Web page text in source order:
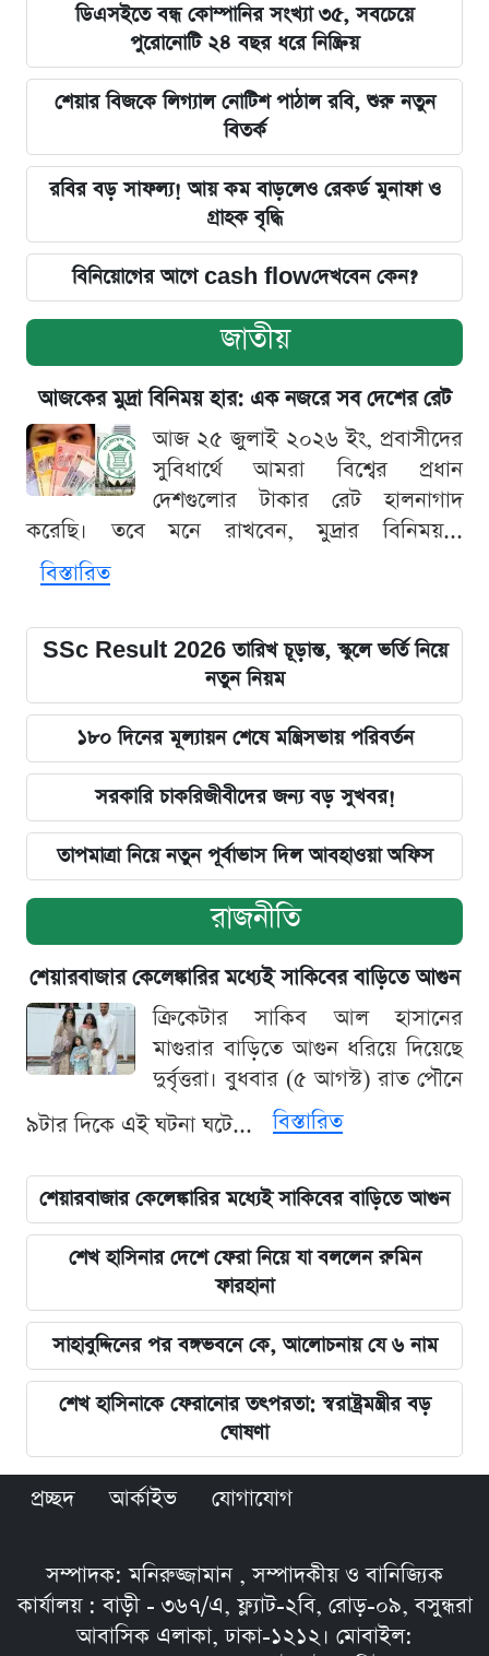
ডিএসইতে বন্ধ কোম্পানির সংখ্যা ৩৫, সবচেয়ে
পুরোনোটি ২৪ বছর ধরে নিষ্ক্রিয়
শেয়ার বিজকে লিগ্যাল নোটিশ পাঠাল রবি, শুরু নতুন
বিতর্ক
রবির বড় সাফল্য! আয় কম বাড়লেও রেকর্ড মুনাফা ও
গ্রাহক বৃদ্ধি
বিনিয়োগের আগে cash flowদেখবেন কেন?
জাতীয়
আজকের মুদ্রা বিনিময় হার: এক নজরে সব দেশের রেট
আজ ২৫ জুলাই ২০২৬ ইং, প্রবাসীদের
সুবিধার্থে আমরা বিশ্বের প্রধান
দেশগুলোর টাকার রেট হালনাগাদ
করেছি। তবে মনে রাখবেন, মুদ্রার বিনিময়...
বিস্তারিত
SSc Result 2026 তারিখ চূড়ান্ত, স্কুলে ভর্তি নিয়ে
নতুন নিয়ম
১৮০ দিনের মূল্যায়ন শেষে মন্ত্রিসভায় পরিবর্তন
সরকারি চাকরিজীবীদের জন্য বড় সুখবর!
তাপমাত্রা নিয়ে নতুন পূর্বাভাস দিল আবহাওয়া অফিস
রাজনীতি
শেয়ারবাজার কেলেঙ্কারির মধ্যেই সাকিবের বাড়িতে আগুন
ক্রিকেটার সাকিব আল হাসানের
মাগুরার বাড়িতে আগুন ধরিয়ে দিয়েছে
দুর্বৃত্তরা। বুধবার (৫ আগস্ট) রাত পৌনে
৯টার দিকে এই ঘটনা ঘটে...
বিস্তারিত
শেয়ারবাজার কেলেঙ্কারির মধ্যেই সাকিবের বাড়িতে আগুন
শেখ হাসিনার দেশে ফেরা নিয়ে যা বললেন রুমিন
ফারহানা
সাহাবুদ্দিনের পর বঙ্গভবনে কে, আলোচনায় যে ৬ নাম
শেখ হাসিনাকে ফেরানোর তৎপরতা: স্বরাষ্ট্রমন্ত্রীর বড়
ঘোষণা
প্রচ্ছদ আর্কাইভ যোগাযোগ
সম্পাদক: মনিরুজ্জামান , সম্পাদকীয় ও বানিজ্যিক
কার্যালয় : বাড়ী - ৩৬৭/এ, ফ্ল্যাট-২বি, রোড়-০৯, বসুন্ধরা
আবাসিক এলাকা, ঢাকা-১২১২। মোবাইল: